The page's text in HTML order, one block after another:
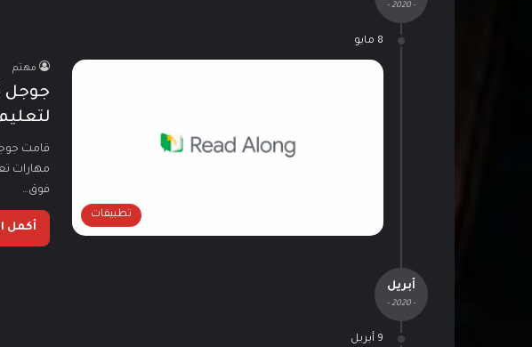
- 2020 -
8 مايو
تطبيقات
مهتم
فوق…
أكمل
أبريل
- 2020 -
9 أبريل